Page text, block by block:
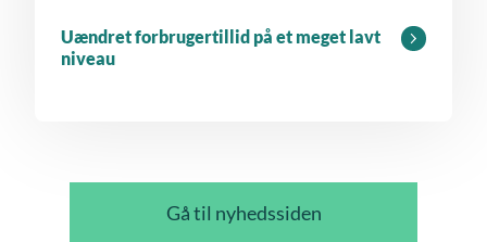
Uændret forbrugertillid på et meget lavt
niveau
Gå til nyhedssiden